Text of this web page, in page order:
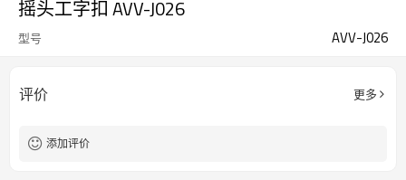
摇头工字扣 AVV-J026
型号 AVV-J026
评价 更多
添加评价